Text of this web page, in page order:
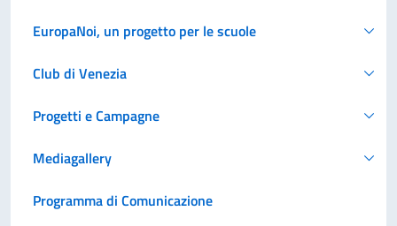
EuropaNoi, un progetto per le scuole
Club di Venezia
Progetti e Campagne
Mediagallery
Programma di Comunicazione